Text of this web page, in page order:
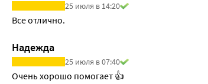
25 июля в 14:20
Все отлично.
Надежда
25 июля в 07:40
Очень хорошо помогает 👍